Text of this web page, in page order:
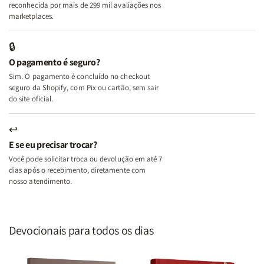
Mulher
Lar
Lar
reconhecida por mais de 299 mil avaliações nos
marketplaces.
🔒
O pagamento é seguro?
Sim. O pagamento é concluído no checkout
seguro da Shopify, com Pix ou cartão, sem sair
do site oficial.
↩
E se eu precisar trocar?
Você pode solicitar troca ou devolução em até 7
dias após o recebimento, diretamente com
nosso atendimento.
Devocionais para todos os dias